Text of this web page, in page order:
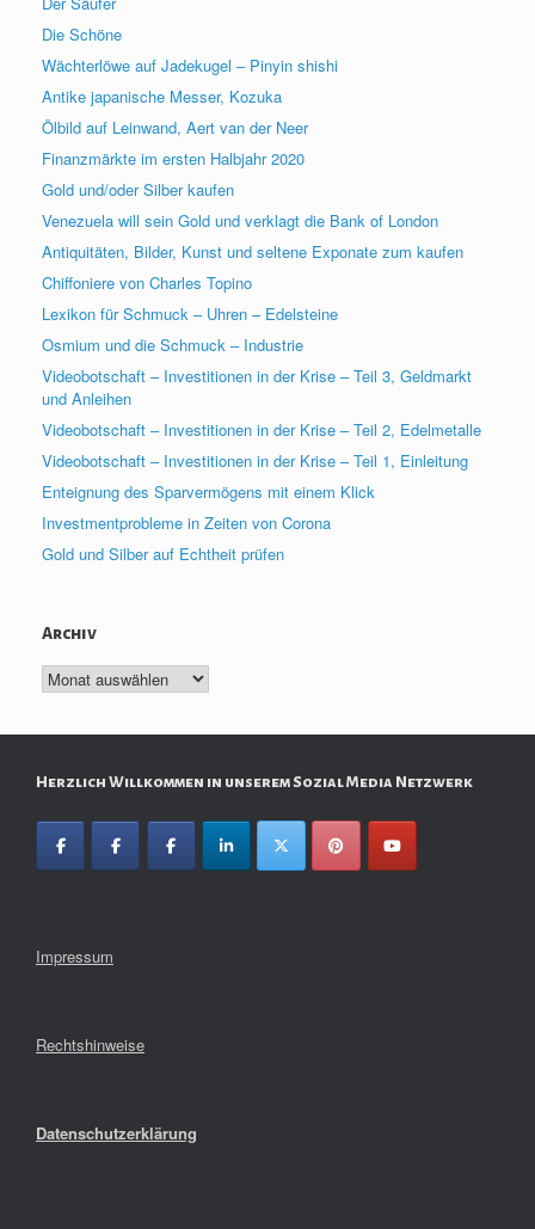
Die Schöne
Wächterlöwe auf Jadekugel – Pinyin shishi
Antike japanische Messer, Kozuka
Ölbild auf Leinwand, Aert van der Neer
Finanzmärkte im ersten Halbjahr 2020
Gold und/oder Silber kaufen
Venezuela will sein Gold und verklagt die Bank of London
Antiquitäten, Bilder, Kunst und seltene Exponate zum kaufen
Chiffoniere von Charles Topino
Lexikon für Schmuck – Uhren – Edelsteine
Osmium und die Schmuck – Industrie
Videobotschaft – Investitionen in der Krise – Teil 3, Geldmarkt
und Anleihen
Videobotschaft – Investitionen in der Krise – Teil 2, Edelmetalle
Videobotschaft – Investitionen in der Krise – Teil 1, Einleitung
Enteignung des Sparvermögens mit einem Klick
Investmentprobleme in Zeiten von Corona
Gold und Silber auf Echtheit prüfen
Archiv
Archiv
Herzlich Willkommen in unserem Sozial Media Netzwerk
Impressum
Rechtshinweise
Datenschutzerklärung